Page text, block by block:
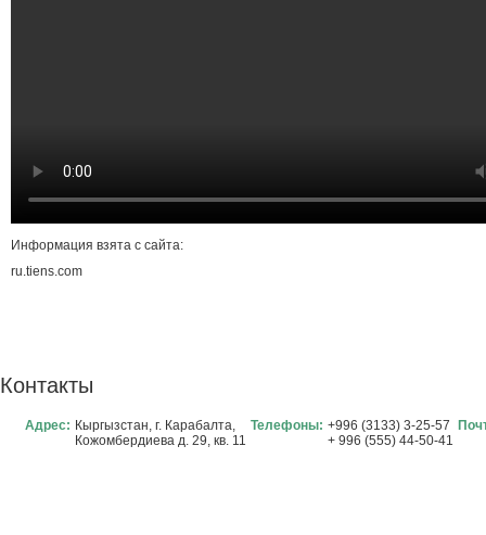
Информация взята с сайта:
ru.tiens.com
Контакты
Адрес: Кыргызстан, г. Карабалта,
Кожомбердиева д. 29, кв. 11
Телефоны: +996 (3133) 3-25-57
+ 996 (555) 44-50-41